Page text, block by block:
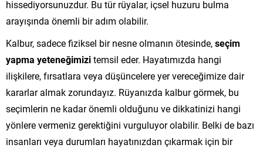
hissediyorsunuzdur. Bu tür rüyalar, içsel huzuru bulma
arayışında önemli bir adım olabilir.
Kalbur, sadece fiziksel bir nesne olmanın ötesinde,seçim
yapma yeteneğimizitemsil eder. Hayatımızda hangi
ilişkilere, fırsatlara veya düşüncelere yer vereceğimize dair
kararlar almak zorundayız. Rüyanızda kalbur görmek, bu
seçimlerin ne kadar önemli olduğunu ve dikkatinizi hangi
yönlere vermeniz gerektiğini vurguluyor olabilir. Belki de bazı
insanları veya durumları hayatınızdan çıkarmak için bir